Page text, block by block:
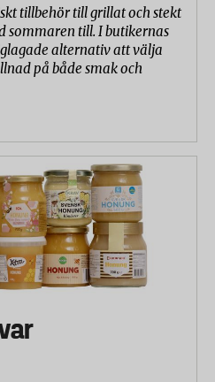
tillbehör till grillat och stekt
sommaren till. I butikernas
alternativ att välja
på både smak och